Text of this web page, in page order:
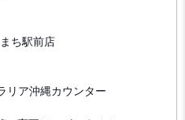
ち駅前店
リア沖縄カウンター